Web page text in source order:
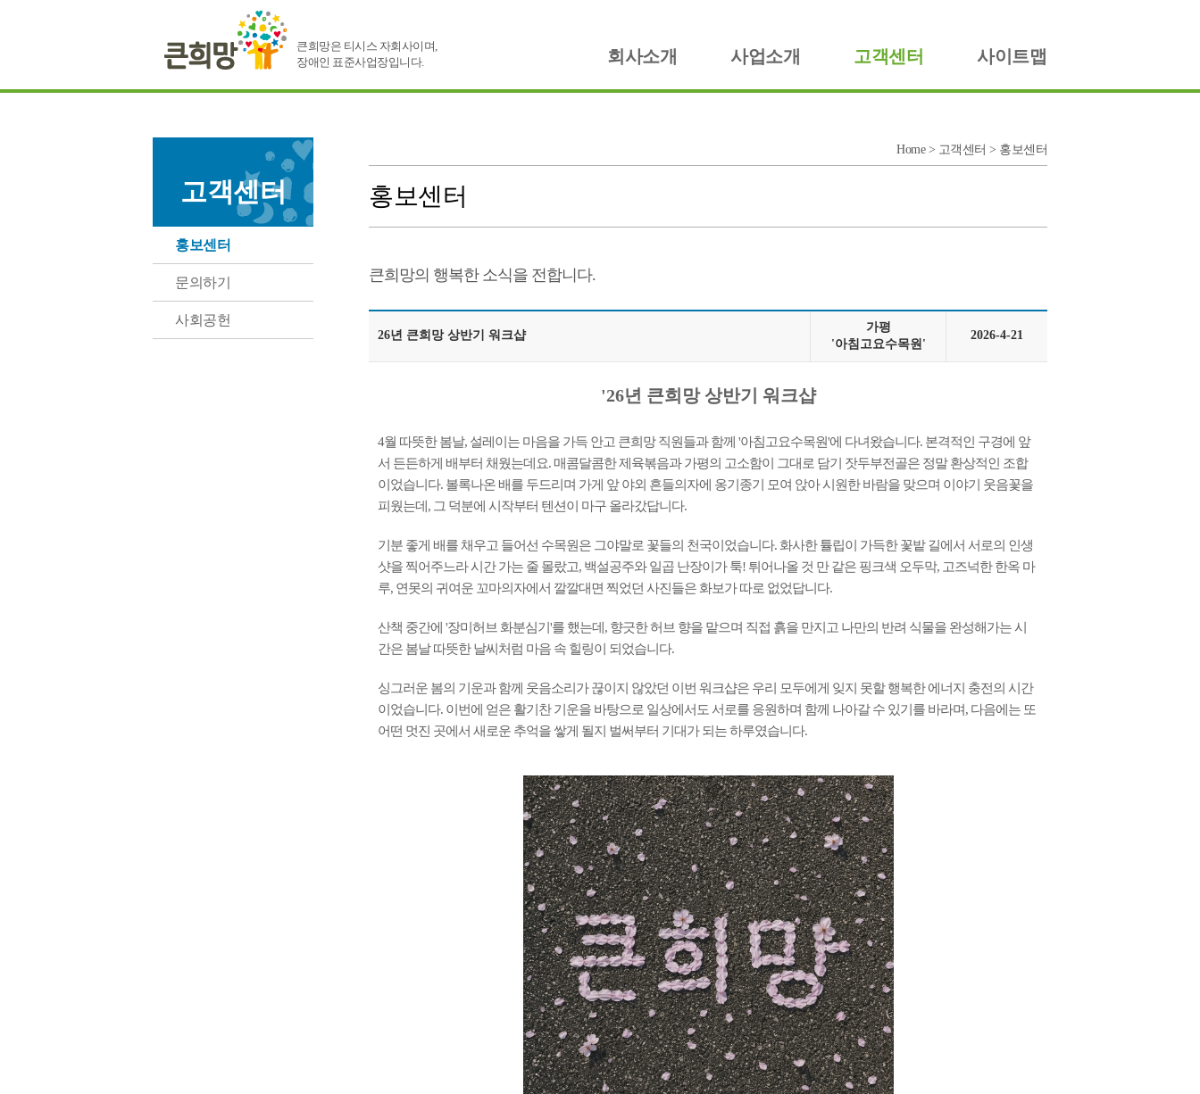
큰희망은 티시스 자회사이며,
장애인 표준사업장입니다.
회사소개 사업소개 고객센터 사이트맵
고객센터
홍보센터
문의하기
사회공헌
Home > 고객센터 > 홍보센터
홍보센터
큰희망의 행복한 소식을 전합니다.
26년 큰희망 상반기 워크샵
가평
'아침고요수목원'
2026-4-21
'26년 큰희망 상반기 워크샵
4월 따뜻한 봄날, 설레이는 마음을 가득 안고 큰희망 직원들과 함께 '아침고요수목원'에 다녀왔습니다. 본격적인 구경에 앞
서 든든하게 배부터 채웠는데요. 매콤달콤한 제육볶음과 가평의 고소함이 그대로 담기 잣두부전골은 정말 환상적인 조합
이었습니다. 볼록나온 배를 두드리며 가게 앞 야외 흔들의자에 옹기종기 모여 앉아 시원한 바람을 맞으며 이야기 웃음꽃을
피웠는데, 그 덕분에 시작부터 텐션이 마구 올라갔답니다.
기분 좋게 배를 채우고 들어선 수목원은 그야말로 꽃들의 천국이었습니다. 화사한 튤립이 가득한 꽃밭 길에서 서로의 인생
샷을 찍어주느라 시간 가는 줄 몰랐고, 백설공주와 일곱 난장이가 툭! 튀어나올 것 만 같은 핑크색 오두막, 고즈넉한 한옥 마
루, 연못의 귀여운 꼬마의자에서 깔깔대면 찍었던 사진들은 화보가 따로 없었답니다.
산책 중간에 '장미허브 화분심기'를 했는데, 향긋한 허브 향을 맡으며 직접 흙을 만지고 나만의 반려 식물을 완성해가는 시
간은 봄날 따뜻한 날씨처럼 마음 속 힐링이 되었습니다.
싱그러운 봄의 기운과 함께 웃음소리가 끊이지 않았던 이번 워크샵은 우리 모두에게 잊지 못할 행복한 에너지 충전의 시간
이었습니다. 이번에 얻은 활기찬 기운을 바탕으로 일상에서도 서로를 응원하며 함께 나아갈 수 있기를 바라며, 다음에는 또
어떤 멋진 곳에서 새로운 추억을 쌓게 될지 벌써부터 기대가 되는 하루였습니다.